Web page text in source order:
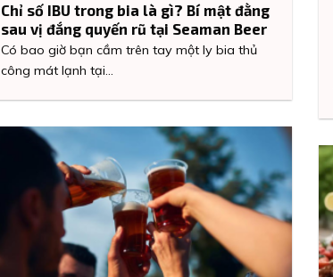
Chỉ số IBU trong bia là gì? Bí mật đằng
sau vị đắng quyến rũ tại Seaman Beer
Có bao giờ bạn cầm trên tay một ly bia thủ
công mát lạnh tại...